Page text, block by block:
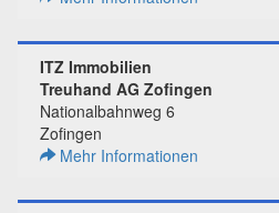
ITZ Immobilien
Treuhand AG Zofingen
Nationalbahnweg 6
Zofingen
Mehr Informationen